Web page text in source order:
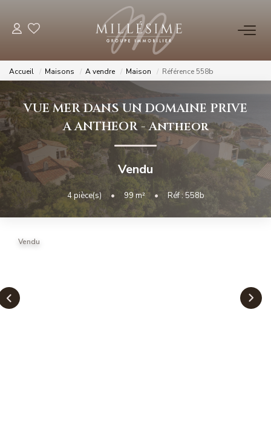
NOS OFFRES
Nos Offres
Nos Biens Vendus
NOS AGENCES
Nos Agences
Nos Équipes
Accueil Maisons A vendre Maison Référence 558b
VUE MER DANS UN DOMAINE PRIVE
A ANTHEOR-Antheor
Vendu
4pièce(s) • 99m² • Réf : 558b
Vendu